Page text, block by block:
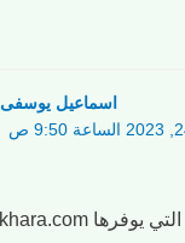
اسماعیل یوسفی